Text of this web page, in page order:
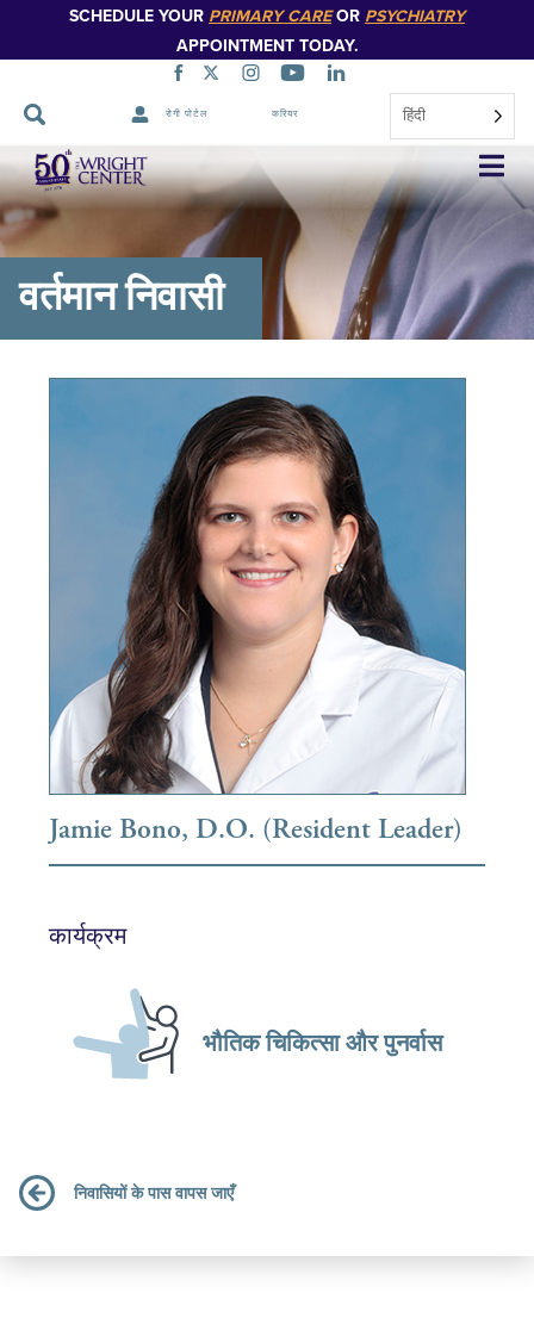
SCHEDULE YOUR PRIMARY CAREOR PSYCHIATRY
APPOINTMENT TODAY.
रोगी पोर्टल करियर हिंदी
नेविगेशन
छोड़ें
वर्तमान निवासी
Jamie Bono, D.O. (Resident Leader)
कार्यक्रम
भौतिक चिकित्सा और पुनर्वास
निवासियों के पास वापस जाएँ